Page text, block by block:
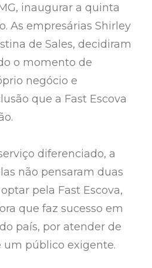
inaugurar a quinta
As empresárias Shirley
de Sales, decidiram
o momento de
negócio e
que a Fast Escova
diferenciado, a
não pensaram duas
pela Fast Escova,
que faz sucesso em
país, por atender de
público exigente.